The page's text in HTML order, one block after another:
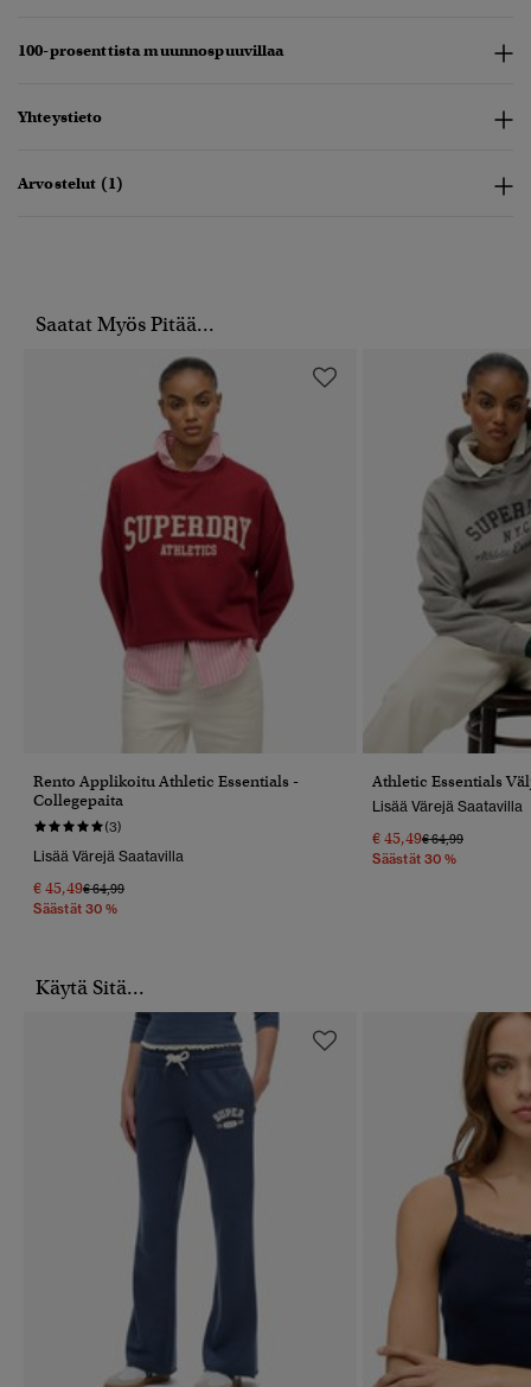
100-prosenttista muunnospuuvillaa
Yhteystieto
Arvostelut (1)
Saatat Myös Pitää...
Rento Applikoitu Athletic Essentials -
Collegepaita
(3)
Lisää Värejä Saatavilla
€ 45,49Hinta Alennettu Hinnasta
€ 64,99Hintaan
Säästät 30 %
Athletic Essentials
Lisää Värejä Saatavilla
€ 45,49Hinta Alennettu
€ 64,99Hintaan
Säästät 30 %
Käytä Sitä...